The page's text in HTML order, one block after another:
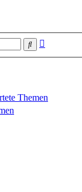
Suche
Themen